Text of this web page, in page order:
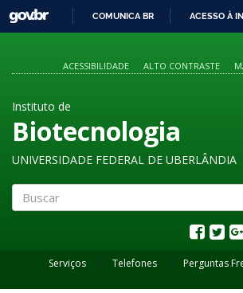
O
CONTEÚDO
GOVBR
COMUNICA BR ACESSO À
ACESSIBILIDADE
ALTO CONTRASTE
Instituto de
Biotecnologia
UNIVERSIDADE FEDERAL DE UBERLÂNDIA
Serviços Telefones Perguntas